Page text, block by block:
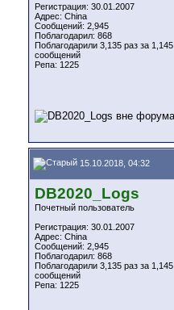
Регистрация: 30.01.2007
Адрес: China
Сообщений: 2,945
Поблагодарил: 868
Поблагодарили 3,135 раз за 1,145
сообщений
Репа: 1225
15.10.2018, 04:32
DB2020_Logs
Почетный пользователь
Регистрация: 30.01.2007
Адрес: China
Сообщений: 2,945
Поблагодарил: 868
Поблагодарили 3,135 раз за 1,145
сообщений
Репа: 1225